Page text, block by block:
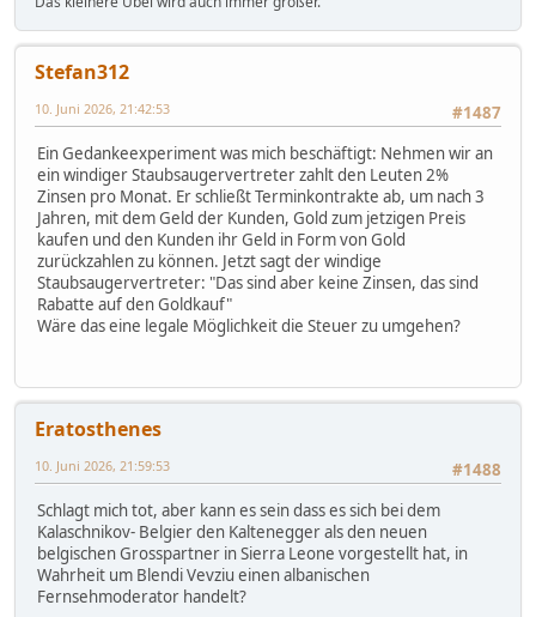
Stefan312
#1487
10. Juni 2026, 21:42:53
Ein Gedankeexperiment was mich beschäftigt: Nehmen wir an
ein windiger Staubsaugervertreter zahlt den Leuten 2%
Zinsen pro Monat. Er schließt Terminkontrakte ab, um nach 3
Jahren, mit dem Geld der Kunden, Gold zum jetzigen Preis
kaufen und den Kunden ihr Geld in Form von Gold
zurückzahlen zu können. Jetzt sagt der windige
Staubsaugervertreter: "Das sind aber keine Zinsen, das sind
Rabatte auf den Goldkauf"
Wäre das eine legale Möglichkeit die Steuer zu umgehen?
Eratosthenes
#1488
10. Juni 2026, 21:59:53
Schlagt mich tot, aber kann es sein dass es sich bei dem
Kalaschnikov- Belgier den Kaltenegger als den neuen
belgischen Grosspartner in Sierra Leone vorgestellt hat, in
Wahrheit um Blendi Vevziu einen albanischen
Fernsehmoderator handelt?